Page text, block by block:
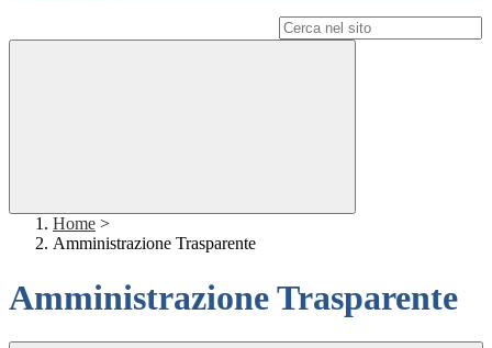
Home >
Amministrazione Trasparente
Amministrazione Trasparente